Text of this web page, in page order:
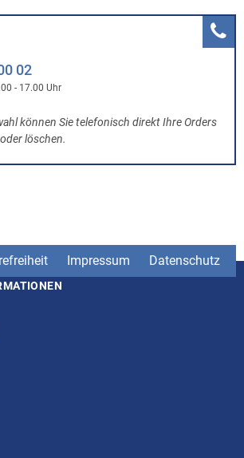
02
- 17.00 Uhr
können Sie telefonisch direkt Ihre Orders
löschen.
Impressum Datenschutz